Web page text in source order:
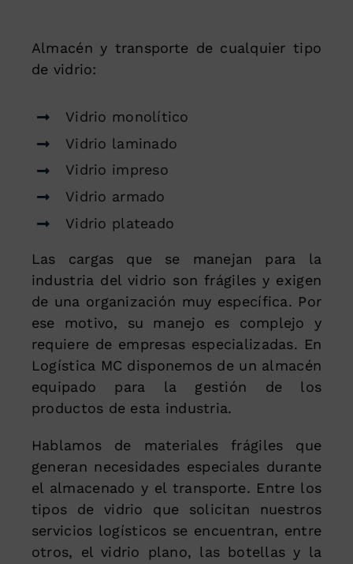
Almacén y transporte de cualquier tipo
de vidrio:
Vidrio monolítico
Vidrio laminado
Vidrio impreso
Vidrio armado
Vidrio plateado
Las cargas que se manejan para la
industria del vidrio son frágiles y exigen
de una organización muy específica. Por
ese motivo, su manejo es complejo y
requiere de empresas especializadas. En
Logística MC disponemos de un almacén
equipado para la gestión de los
productos de esta industria.
Hablamos de materiales frágiles que
generan necesidades especiales durante
el almacenado y el transporte. Entre los
tipos de vidrio que solicitan nuestros
servicios logísticos se encuentran, entre
otros, el vidrio plano, las botellas y la